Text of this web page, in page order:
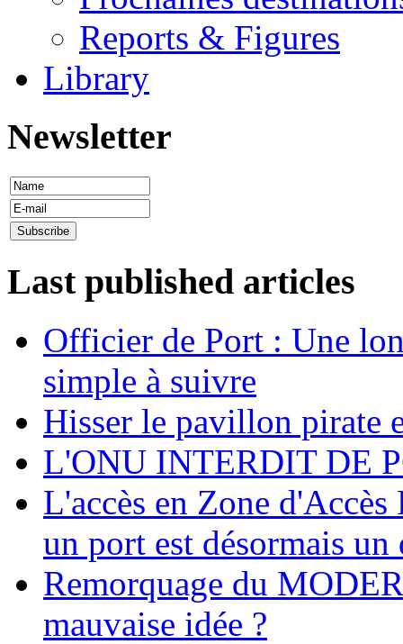
Reports & Figures
Library
Newsletter
Last published articles
Officier de Port : Une
simple à suivre
Hisser le pavillon pirate
L'ONU INTERDIT DE
L'accès en Zone
un port est désormais un
Remorquage du
mauvaise idée ?